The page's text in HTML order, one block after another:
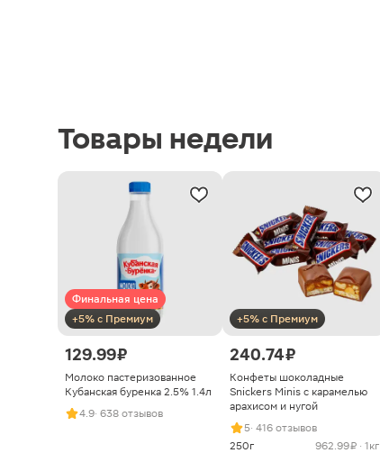
Товары недели
Финальная цена
+5% с Премиум
129.99 ₽
Молоко пастеризованное
Кубанская буренка 2.5% 1.4л
4.9· 638 отзывов
+5% с Премиум
240.74 ₽
Конфеты шоколадные
Snickers Minis с карамелью
арахисом и нугой
5· 416 отзывов
250г
962.99 ₽ · 1кг